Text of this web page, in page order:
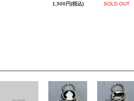
1,500円(税込)
SOLD OUT